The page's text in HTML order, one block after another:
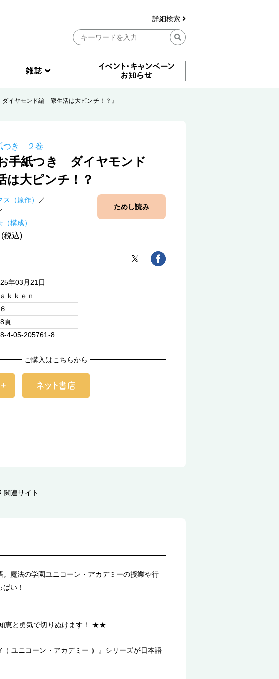
詳細検索
イヤモンド編 寮生活は大ピンチ！？』
つき ２巻
手紙つき ダイヤモンド
大ピンチ！？
ためし読み
（原作）
構成）
税込)
年03月21日
ｋｋｅｎ
頁
4-05-205761-8
ご購入はこちらから
関連サイト
魔法の学園ユニコーン・アカデミーの授業や行
い！
恵と勇気で切りぬけます！ ★★
ユニコーン・アカデミー ）』シリーズが日本語